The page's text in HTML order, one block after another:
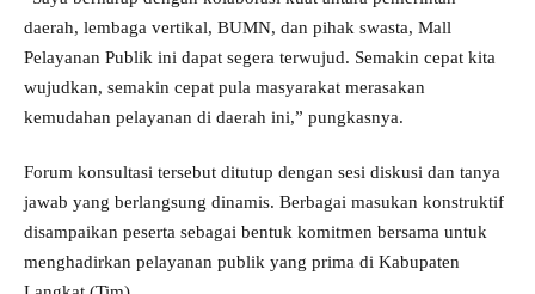
daerah, lembaga vertikal, BUMN, dan pihak swasta, Mall
Pelayanan Publik ini dapat segera terwujud. Semakin cepat kita
wujudkan, semakin cepat pula masyarakat merasakan
kemudahan pelayanan di daerah ini,” pungkasnya.
Forum konsultasi tersebut ditutup dengan sesi diskusi dan tanya
jawab yang berlangsung dinamis. Berbagai masukan konstruktif
disampaikan peserta sebagai bentuk komitmen bersama untuk
menghadirkan pelayanan publik yang prima di Kabupaten